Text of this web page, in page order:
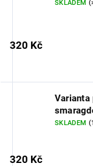
SKLADEM
320 Kč
Varianta
SKLADEM
320 Kč